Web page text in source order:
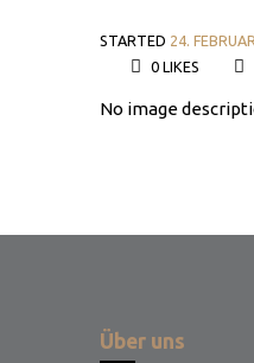
STARTED 24.
0LIKES
No image
Über uns